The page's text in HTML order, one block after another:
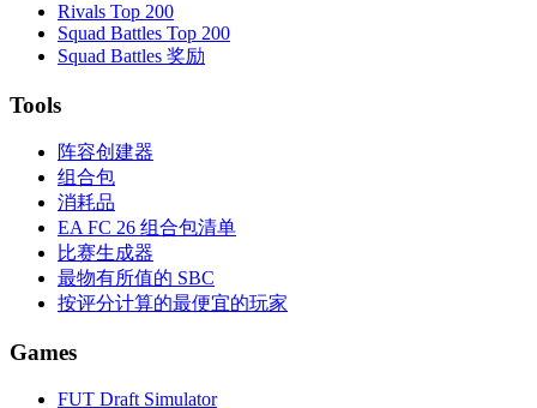
Rivals Top 200
Squad Battles Top 200
Squad Battles 奖励
Tools
阵容创建器
组合包
消耗品
EA FC 26 组合包清单
比赛生成器
最物有所值的 SBC
按评分计算的最便宜的玩家
Games
FUT Draft Simulator